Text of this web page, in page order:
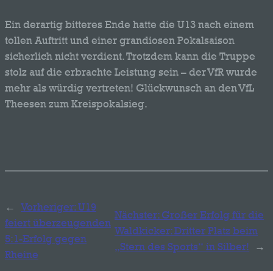
Ein derartig bitteres Ende hatte die U13 nach einem
tollen Auftritt und einer grandiosen Pokalsaison
sicherlich nicht verdient. Trotzdem kann die Truppe
stolz auf die erbrachte Leistung sein – der VfR wurde
mehr als würdig vertreten! Glückwunsch an den VfL
Theesen zum Kreispokalsieg.
← Vorheriger:U19
feiert überzeugenden
5:1-Erfolg gegen
Rheine
Nächster: Großer Erfolg für die
Waldkicker: Dritter Platz beim
„Stern des Sports“ in Silber!
→